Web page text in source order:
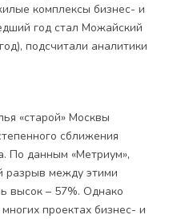
комплексы бизнес- и
год стал Можайский
подсчитали аналитики
«старой» Москвы
сближения
По данным «Метриум»,
разрыв между этими
высок – 57%. Однако
проектах бизнес- и